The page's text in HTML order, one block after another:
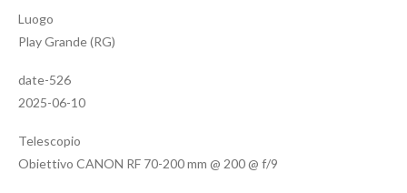
Luogo
Play Grande (RG)
date-526
2025-06-10
Telescopio
Obiettivo CANON RF 70-200 mm @ 200 @ f/9